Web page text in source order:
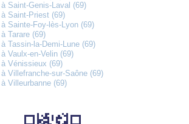
Saint-Genis-Laval (69)
Saint-Priest (69)
Sainte-Foy-lès-Lyon (69)
Tarare (69)
Tassin-la-Demi-Lune (69)
Vaulx-en-Velin (69)
Vénissieux (69)
Villefranche-sur-Saône (69)
Villeurbanne (69)